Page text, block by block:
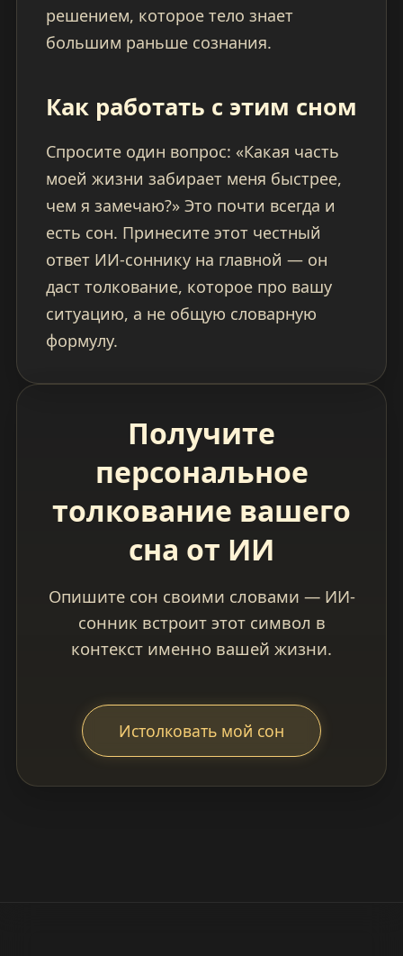
решением, которое тело знает
большим раньше сознания.
Как работать с этим сном
Спросите один вопрос: «Какая часть
моей жизни забирает меня быстрее,
чем я замечаю?» Это почти всегда и
есть сон. Принесите этот честный
ответ ИИ-соннику на главной — он
даст толкование, которое про вашу
ситуацию, а не общую словарную
формулу.
Получите
персональное
толкование вашего
сна от ИИ
Опишите сон своими словами — ИИ-
сонник встроит этот символ в
контекст именно вашей жизни.
Истолковать мой сон